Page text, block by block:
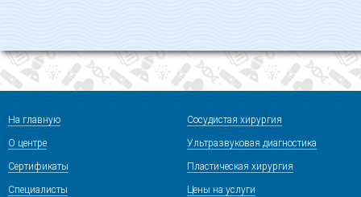
На главную
О центре
Сертификаты
Специалисты
Сосудистая хирургия
Ультразвуковая диагностика
Пластическая хирургия
Цены на услуги